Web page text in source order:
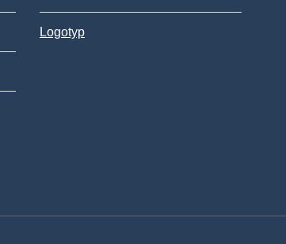
Logotyp